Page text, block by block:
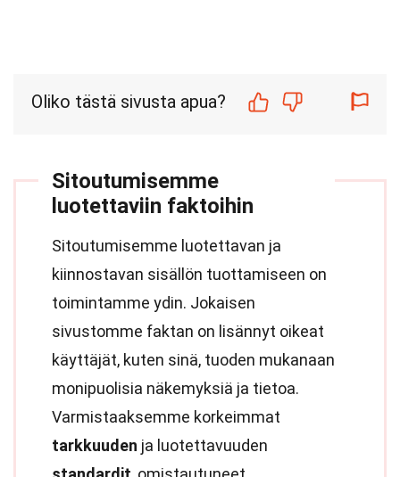
Oliko tästä sivusta apua?
Sitoutumisemme
luotettaviin faktoihin
Sitoutumisemme luotettavan ja
kiinnostavan sisällön tuottamiseen on
toimintamme ydin. Jokaisen
sivustomme faktan on lisännyt oikeat
käyttäjät, kuten sinä, tuoden mukanaan
monipuolisia näkemyksiä ja tietoa.
Varmistaaksemme korkeimmat
tarkkuuden ja luotettavuuden